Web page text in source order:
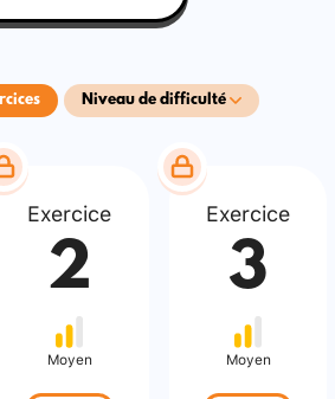
Niveau de difficulté
Exercice
2
Moyen
Exercice
3
Moyen